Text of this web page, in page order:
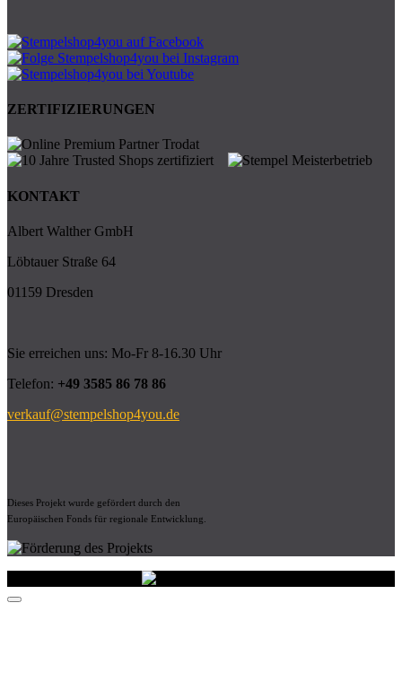
ZERTIFIZIERUNGEN
KONTAKT
Albert Walther GmbH
Löbtauer Straße 64
01159 Dresden
Sie erreichen uns: Mo-Fr 8-16.30 Uhr
Telefon: +49 3585 86 78 86
verkauf@stempelshop4you.de
Dieses Projekt wurde gefördert durch den
Europäischen Fonds für regionale Entwicklung.